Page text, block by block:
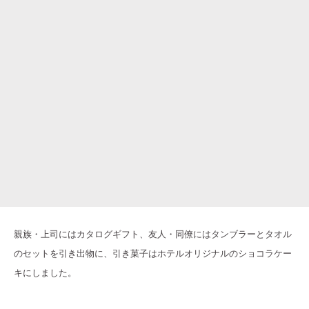
親族・上司にはカタログギフト、友人・同僚にはタンブラーとタオル
のセットを引き出物に、引き菓子はホテルオリジナルのショコラケー
キにしました。